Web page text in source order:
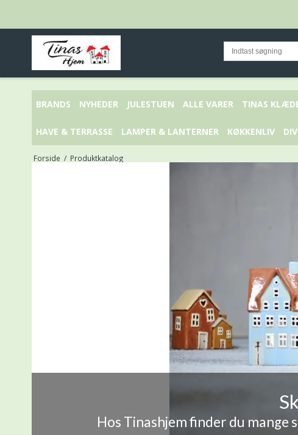
BRANDS NYHEDER JULESTUEN ALLE VARER TINAS
HAVE & TERRASSE LAMPER & LANTERNER KØKKENLIV
Forside / Produktkatalog
Hos Tinashjem finder du